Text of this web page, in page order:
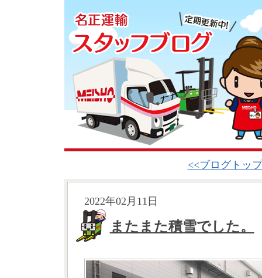
<<ブログトッ
2022年02月11日
またまた積雪でした。